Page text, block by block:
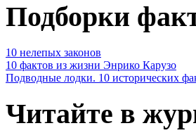
Подборки
10 нелепых законов
10 фактов из жизни Энрико Карузо
Подводные лодки. 10 исторических
Читайте в